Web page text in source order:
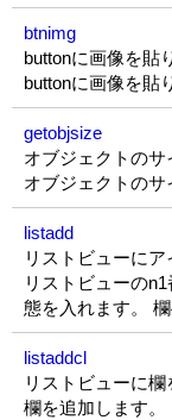
btnimg
buttonに画像を貼
buttonに画像を貼
getobjsize
オブジェクトの
オブジェクトのサ
listadd
リストビューに
リストビューの
態を入れます。
listaddcl
リストビューに欄
欄を追加します。